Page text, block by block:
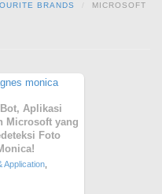
BRANDS MICROSOFT
Aplikasi
Microsoft yang
Foto
Application